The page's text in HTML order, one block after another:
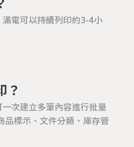
電可以持續列印約3-4小
？
次建立多筆內容進行批量
品標示、文件分類、庫存管